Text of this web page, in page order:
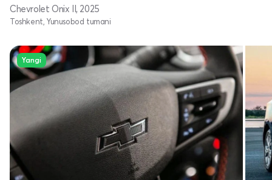
Chevrolet Onix II, 2025
Toshkent, Yunusobod tumani
Yangi